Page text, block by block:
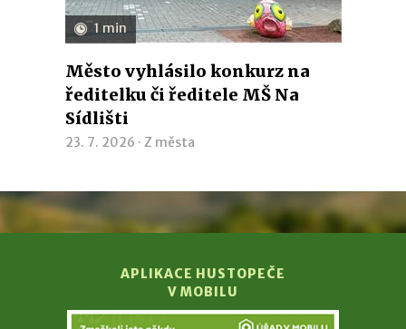
1 min
Město vyhlásilo konkurz na
ředitelku či ředitele MŠ Na
Sídlišti
23. 7. 2026 · Z města
APLIKACE HUSTOPEČE
V MOBILU